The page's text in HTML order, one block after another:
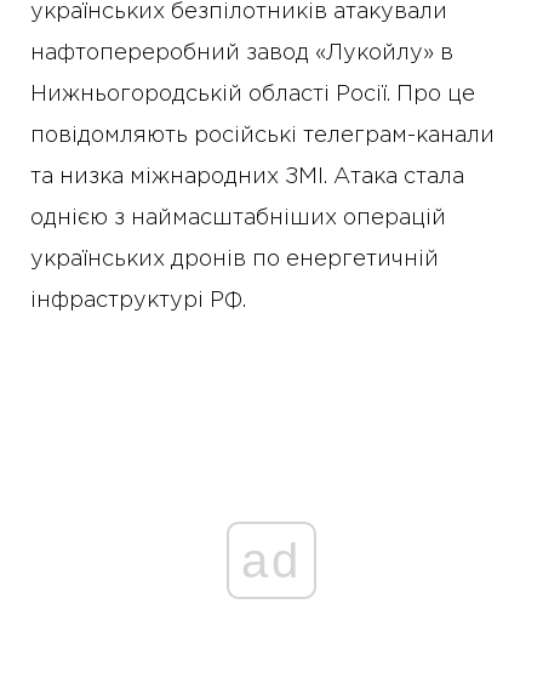
українських безпілотників атакували
нафтопереробний завод «Лукойлу» в
Нижньогородській області Росії. Про це
повідомляють російські телеграм-канали
та низка міжнародних ЗМІ. Атака стала
однією з наймасштабніших операцій
українських дронів по енергетичній
інфраструктурі РФ.
ad